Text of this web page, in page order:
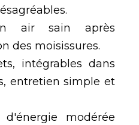
air sain après
des moisissures.
intégrables dans
entretien simple et
d'énergie modérée